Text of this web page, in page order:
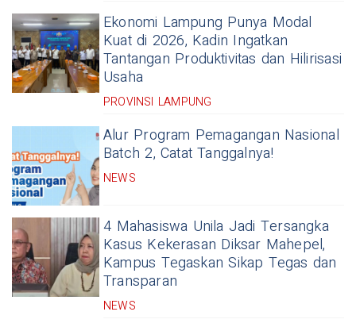
Ekonomi Lampung Punya Modal
Kuat di 2026, Kadin Ingatkan
Tantangan Produktivitas dan Hilirisasi
Usaha
PROVINSI LAMPUNG
Alur Program Pemagangan Nasional
Batch 2, Catat Tanggalnya!
NEWS
4 Mahasiswa Unila Jadi Tersangka
Kasus Kekerasan Diksar Mahepel,
Kampus Tegaskan Sikap Tegas dan
Transparan
NEWS